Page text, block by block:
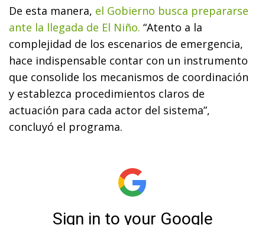
De esta manera, el Gobierno busca prepararse
ante la llegada de El Niño. “Atento a la
complejidad de los escenarios de emergencia,
hace indispensable contar con un instrumento
que consolide los mecanismos de coordinación
y establezca procedimientos claros de
actuación para cada actor del sistema”,
concluyó el programa.